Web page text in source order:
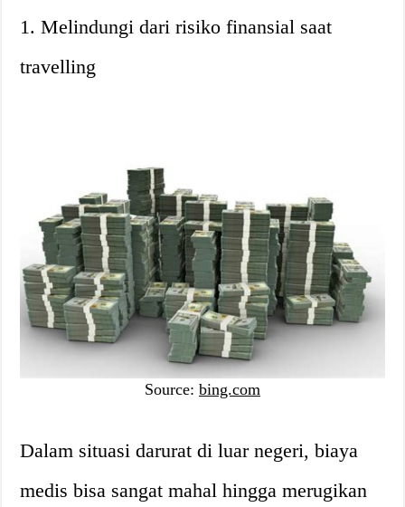
1. Melindungi dari risiko finansial saat
travelling
Source: bing.com
Dalam situasi darurat di luar negeri, biaya
medis bisa sangat mahal hingga merugikan